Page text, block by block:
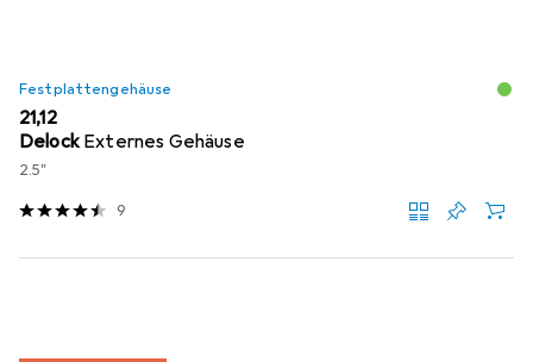
Festplattengehäuse
EUR
21,12
Delock Externes Gehäuse
2.5"
9